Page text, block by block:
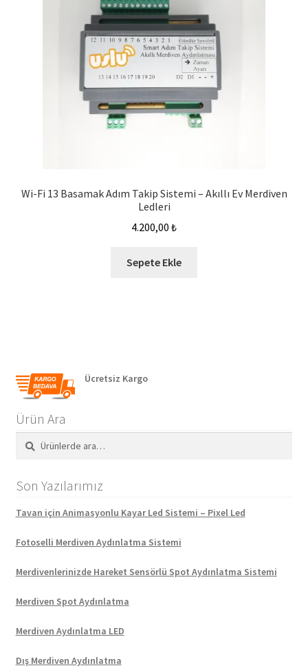
Wi-Fi 13 Basamak Adım Takip Sistemi – Akıllı Ev Merdiven
Ledleri
4.200,00 ₺
Sepete Ekle
Ücretsiz Kargo
Ürün Ara
Ara:
Ara
Son Yazılarımız
Tavan için Animasyonlu Kayar Led Sistemi – Pixel Led
Fotoselli Merdiven Aydınlatma Sistemi
Merdivenlerinizde Hareket Sensörlü Spot Aydınlatma Sistemi
Merdiven Spot Aydınlatma
Merdiven Aydınlatma LED
Dış Merdiven Aydınlatma